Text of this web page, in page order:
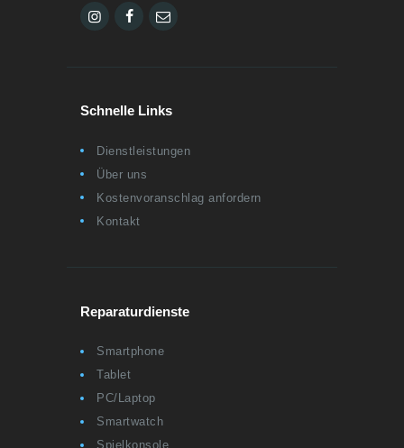
Schnelle Links
Dienstleistungen
Über uns
Kostenvoranschlag anfordern
Kontakt
Reparaturdienste
Smartphone
Tablet
PC/Laptop
Smartwatch
Spielkonsole